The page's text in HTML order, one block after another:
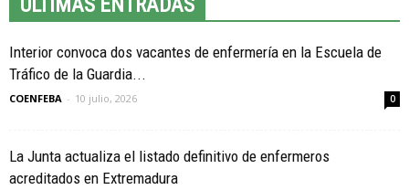
Interior convoca dos vacantes de enfermería en la Escuela de
Tráfico de la Guardia...
COENFEBA - 10 julio, 2026 0
La Junta actualiza el listado definitivo de enfermeros
acreditados en Extremadura